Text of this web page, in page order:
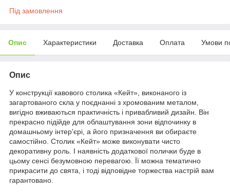
Під замовлення
Опис Характеристики Доставка Оплата Умови
Опис
У конструкції кавового столика «Кейт», виконаного із
загартованого скла у поєднанні з хромованим металом,
вигідно вживаються практичність і привабливий дизайн. Він
прекрасно підійде для облаштування зони відпочинку в
домашньому інтер'єрі, а його призначення ви обираєте
самостійно. Столик «Кейт» може виконувати чисто
декоративну роль. І наявність додаткової полички буде в
цьому сенсі безумовною перевагою. Її можна тематично
прикрасити до свята, і тоді відповідне торжества настрій вам
гарантовано.